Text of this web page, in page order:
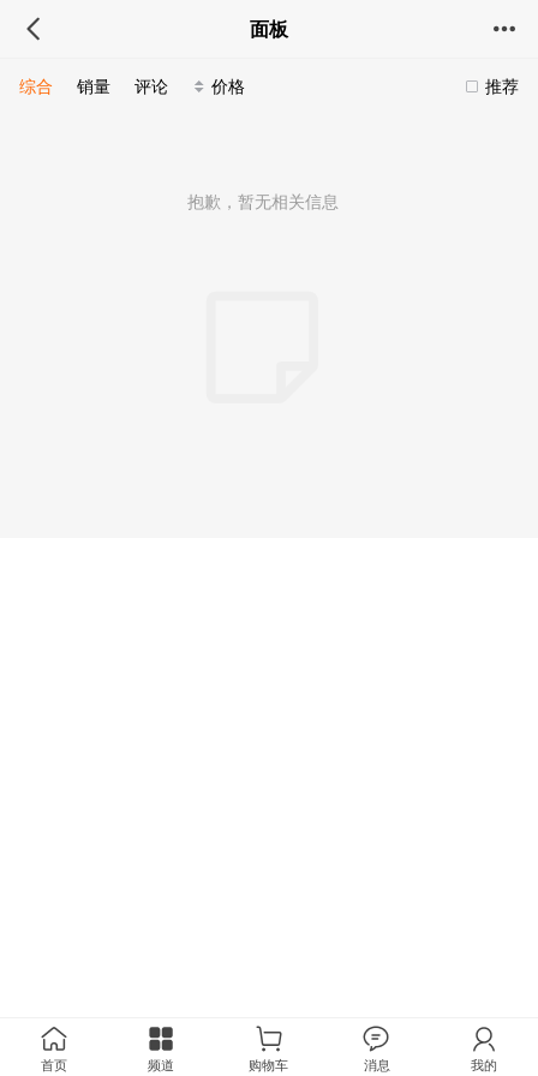
面板
推荐
综合 销量 评论 价格
抱歉，暂无相关信息
首页 频道 购物车 消息 我的